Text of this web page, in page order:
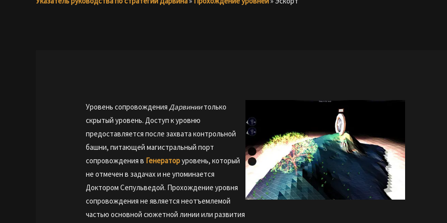
Уровень сопровожденияДарвиниитолько
скрытый уровень. Доступ к уровню
предоставляется после захвата контрольной
башни, питающей магистральный порт
сопровождения в Генераторуровень, который
не отмечен в задачах и не упоминается
Доктором Сепульведой. Прохождение уровня
сопровождения не является неотъемлемой
частью основной сюжетной линии или развития